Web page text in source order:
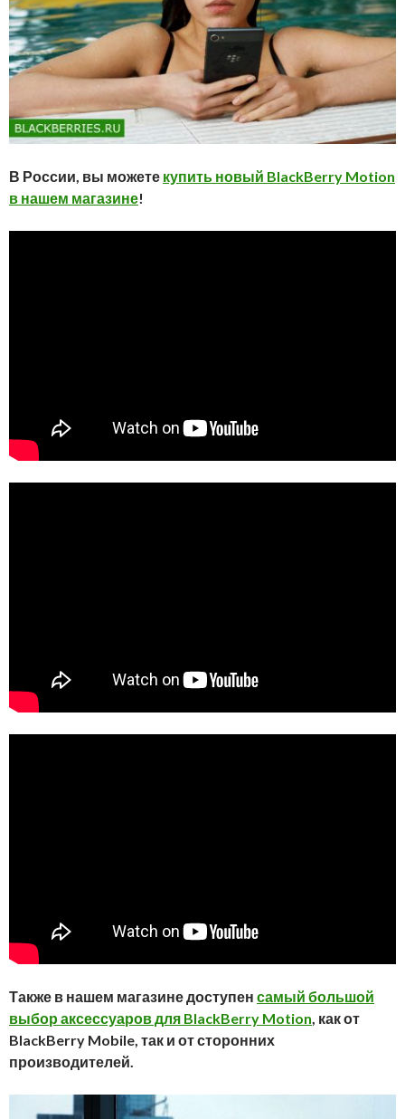
В России, вы можете купить новый BlackBerry Motion
в нашем магазине!
Также в нашем магазине доступен самый большой
выбор аксессуаров для BlackBerry Motion, как от
BlackBerry Mobile, так и от сторонних
производителей.